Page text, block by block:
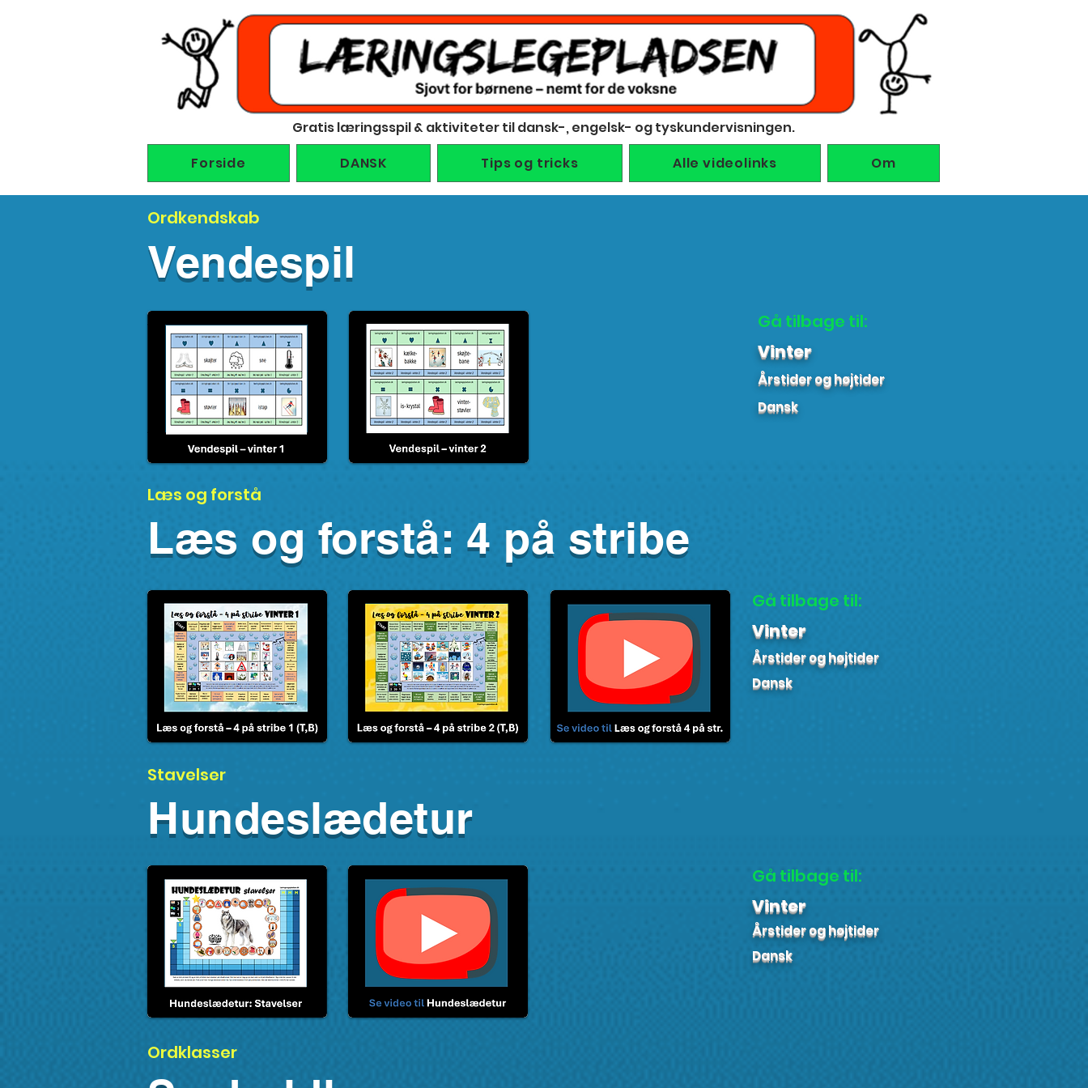
Gratis læringsspil & aktiviteter til dansk-, engelsk- og tyskundervisningen.
Forside
DANSK Tips og tricks Alle videolinks Om
Ordkendskab
Vendespil
Gå tilbage til:
Vinter
Årstider og højtider
Dansk
Læs og forstå
Læs og forstå: 4 på stribe
Gå tilbage til:
Vinter
Årstider og højtider
Dansk
Stavelser
Hundeslædetur
Gå tilbage til:
Vinter
Årstider og højtider
Dansk
Ordklasser